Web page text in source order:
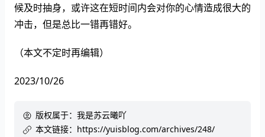
候及时抽身，或许这在短时间内会对你的心情造成很大的
冲击，但是总比一错再错好。
（本文不定时再编辑）
2023/10/26
版权属于： 我是苏云曦吖
本文链接： https://yuisblog.com/archives/248/